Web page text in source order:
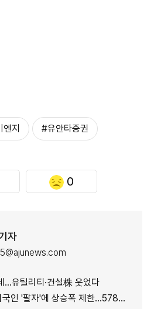
지 #유안타증권
0
자
…유틸리티·건설株 웃었다
'팔자'에 상승폭 제한…5780선 마감